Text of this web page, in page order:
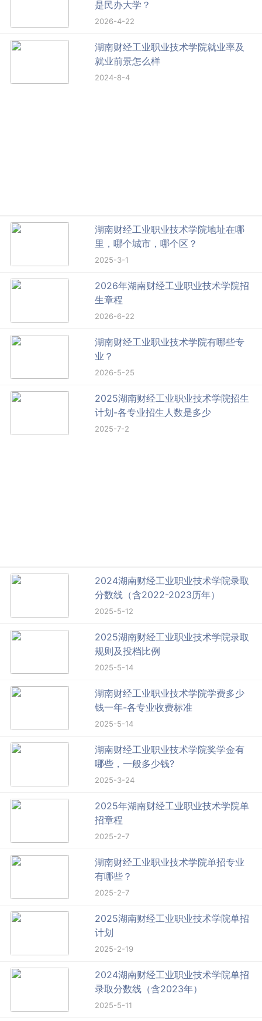
是民办大学？
2026-4-22
湖南财经工业职业技术学院就业率及
就业前景怎么样
2024-8-4
湖南财经工业职业技术学院地址在哪
里，哪个城市，哪个区？
2025-3-1
2026年湖南财经工业职业技术学院招
生章程
2026-6-22
湖南财经工业职业技术学院有哪些专
业？
2026-5-25
2025湖南财经工业职业技术学院招生
计划-各专业招生人数是多少
2025-7-2
2024湖南财经工业职业技术学院录取
分数线（含2022-2023历年）
2025-5-12
2025湖南财经工业职业技术学院录取
规则及投档比例
2025-5-14
湖南财经工业职业技术学院学费多少
钱一年-各专业收费标准
2025-5-14
湖南财经工业职业技术学院奖学金有
哪些，一般多少钱?
2025-3-24
2025年湖南财经工业职业技术学院单
招章程
2025-2-7
湖南财经工业职业技术学院单招专业
有哪些？
2025-2-7
2025湖南财经工业职业技术学院单招
计划
2025-2-19
2024湖南财经工业职业技术学院单招
录取分数线（含2023年）
2025-5-11